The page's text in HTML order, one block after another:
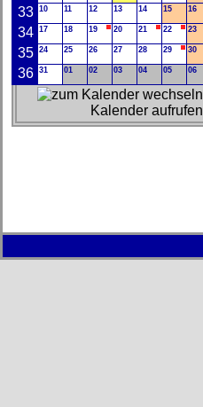
33 10 11 12 13 14 15 16
34 17 18 19 20 21 22 23
35 24 25 26 27 28 29 30
36 31 01 02 03 04 05 06
Kalender aufrufen